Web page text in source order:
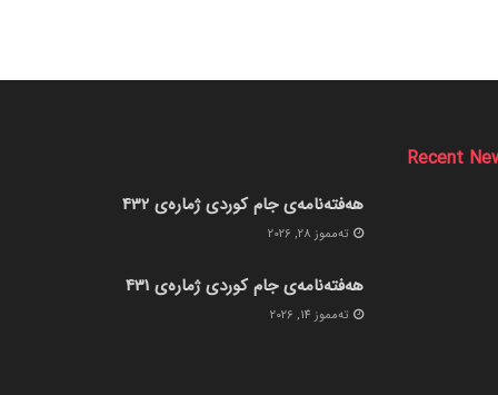
Recent
هەفتەنامەی جام کوردی ژمارەی 432
ته‌مموز 28, 2026
هەفتەنامەی جام کوردی ژمارەی 431
ته‌مموز 14, 2026